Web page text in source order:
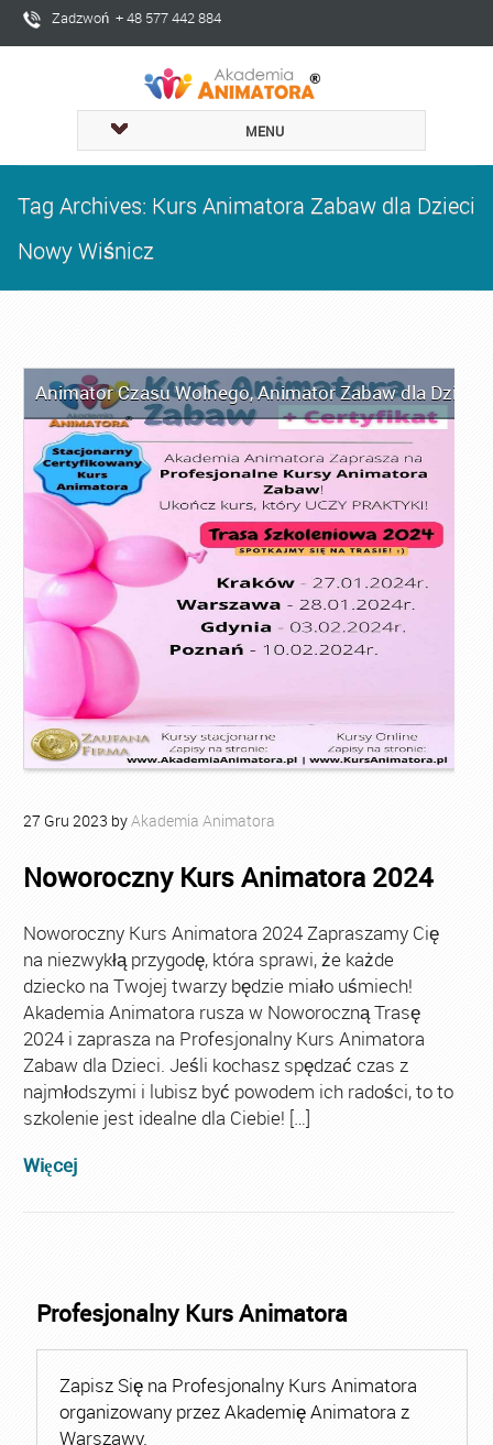
Zadzwoń + 48 577 442 884
MENU
Tag Archives: Kurs Animatora Zabaw dla Dzieci
Nowy Wiśnicz
Animator Czasu Wolnego,Animator Zabaw dla Dzieci
27 Gru 2023 byAkademia Animatora
Noworoczny Kurs Animatora 2024
Noworoczny Kurs Animatora 2024 Zapraszamy Cię
na niezwykłą przygodę, która sprawi, że każde
dziecko na Twojej twarzy będzie miało uśmiech!
Akademia Animatora rusza w Noworoczną Trasę
2024 i zaprasza na Profesjonalny Kurs Animatora
Zabaw dla Dzieci. Jeśli kochasz spędzać czas z
najmłodszymi i lubisz być powodem ich radości, to to
szkolenie jest idealne dla Ciebie! […]
Więcej
Profesjonalny Kurs Animatora
Zapisz Się na Profesjonalny Kurs Animatora
organizowany przez Akademię Animatora z
Warszawy.